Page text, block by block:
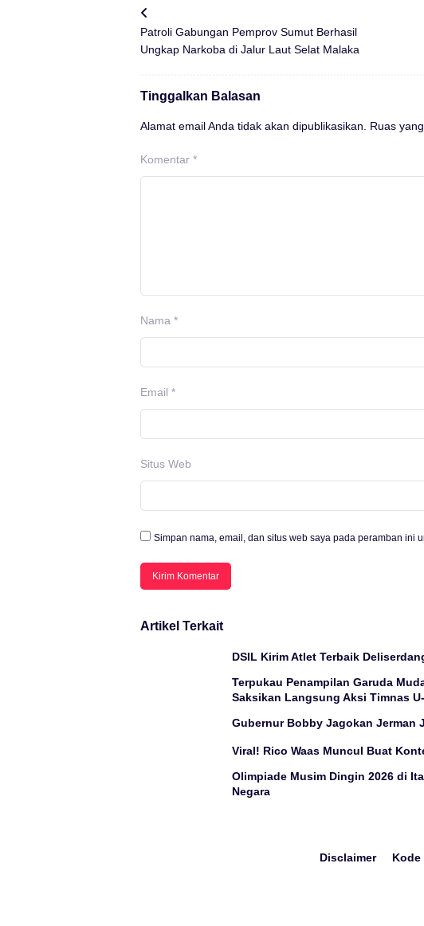
Patroli Gabungan Pemprov Sumut Berhasil
Ungkap Narkoba di Jalur Laut Selat Malaka
Tinggalkan Balasan
Alamat email Anda tidak akan dipublikasikan. Ruas
Komentar *
Nama *
Email *
Situs Web
Simpan nama, email, dan situs web saya pada peramban ini
Artikel Terkait
DSIL Kirim Atlet Terbaik
Terpukau Penampilan Garuda
Saksikan Langsung Aksi Timnas
Gubernur Bobby Jagokan Jerman
Viral! Rico Waas Muncul Buat
Olimpiade Musim Dingin 2026 di
Negara
Disclaimer